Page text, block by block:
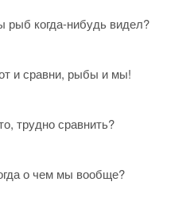
нибудь видел?
рыбы и мы!
сравнить?
мы вообще?